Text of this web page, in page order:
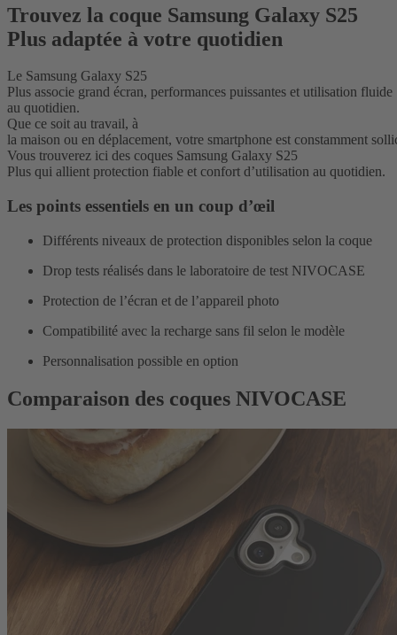
Trouvez la coque Samsung Galaxy S25
Plus adaptée à votre quotidien
Le Samsung Galaxy S25
Plus associe grand écran, performances puissantes et utilisation fluide
au quotidien.
Que ce soit au travail, à
la maison ou en déplacement, votre smartphone est constamment
Vous trouverez ici des coques Samsung Galaxy S25
Plus qui allient protection fiable et confort d’utilisation au quotidien.
Les points essentiels en un coup d’œil
Différents niveaux de protection disponibles selon la coque
Drop tests réalisés dans le laboratoire de test NIVOCASE
Protection de l’écran et de l’appareil photo
Compatibilité avec la recharge sans fil selon le modèle
Personnalisation possible en option
Comparaison des coques NIVOCASE